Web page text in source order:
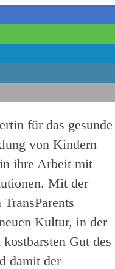
für das gesunde
von Kindern
ihre Arbeit mit
Mit der
Kultur, in der
Gut des
damit der